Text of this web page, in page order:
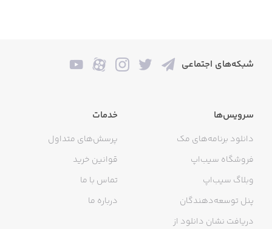
شبکه‌های اجتماعی
سرویس‌ها
دانلود برنامه‌های مک
فروشگاه سیب‌اپ
وبلاگ سیب‌اپ
پنل توسعه‌دهندگان
دریافت نشان دانلود از
خدمات
پرسش‌های متداول
قوانین خرید
تماس با ما
درباره ما